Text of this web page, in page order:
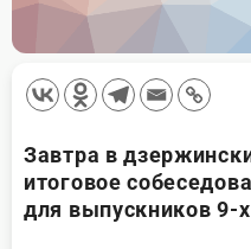
Завтра в
итоговое
для выпускников 9-